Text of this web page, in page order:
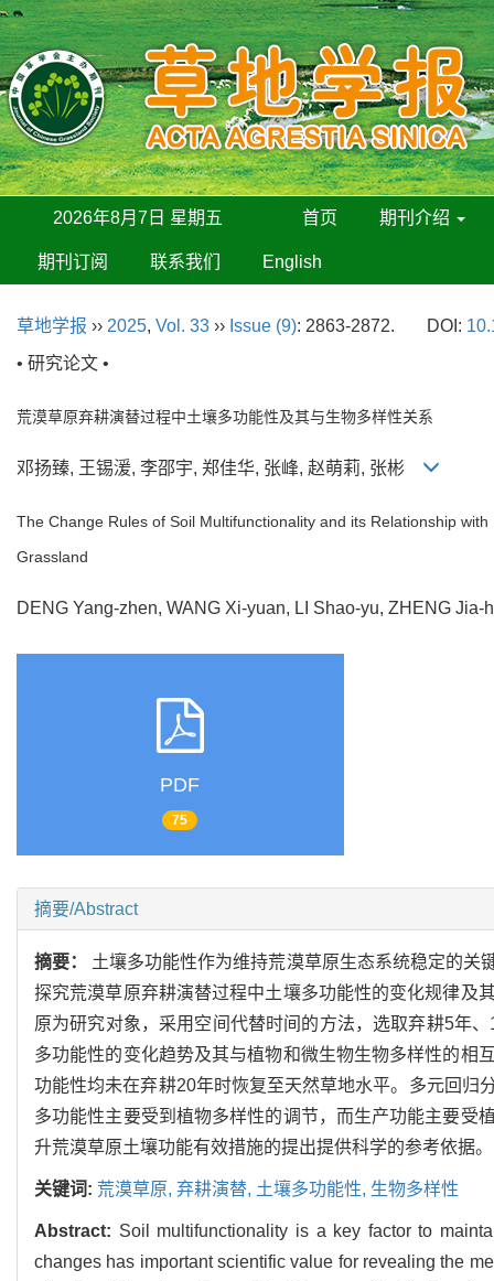
2026年8月7日 星期五 首页 期刊介绍
期刊订阅 联系我们 English
草地学报 ›› 2025, Vol. 33 ›› Issue (9): 2863-2872. DOI:
• 研究论文 •
荒漠草原弃耕演替过程中土壤多功能性及其与生物多样性关系
邓扬臻, 王锡湲, 李邵宇, 郑佳华, 张峰, 赵萌莉, 张彬
The Change Rules of Soil Multifunctionality and its Relationship
Grassland
DENG Yang-zhen, WANG Xi-yuan, LI Shao-yu, ZHENG
PDF
75
摘要/Abstract
摘要： 土壤多功能性作为维持荒漠草原生态系统稳定的关
探究荒漠草原弃耕演替过程中土壤多功能性的变化规律及
原为研究对象，采用空间代替时间的方法，选取弃耕5年
多功能性的变化趋势及其与植物和微生物生物多样性的相
功能性均未在弃耕20年时恢复至天然草地水平。多元回归
多功能性主要受到植物多样性的调节，而生产功能主要受
升荒漠草原土壤功能有效措施的提出提供科学的参考依据。
关键词: 荒漠草原, 弃耕演替, 土壤多功能性, 生物多样性
Abstract: Soil multifunctionality is a key factor to
changes has important scientific value for revealing the